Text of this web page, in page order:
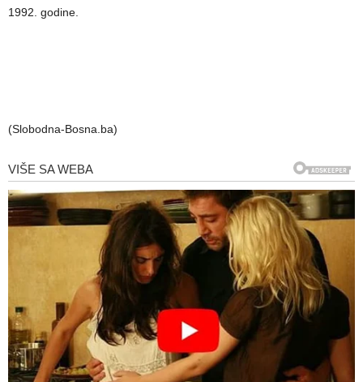
1992. godine.
(Slobodna-Bosna.ba)